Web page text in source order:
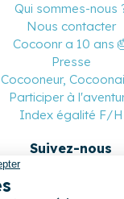
Qui sommes-nous
Nous contacter
Cocoonr a 10 ans
Presse
Cocooneur,
Participer à
Index égalité F/H
Suivez-nous